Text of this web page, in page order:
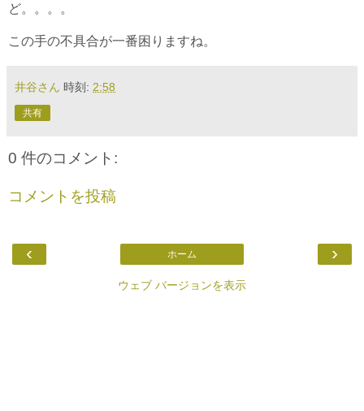
ど。。。。
この手の不具合が一番困りますね。
井谷さん 時刻: 2:58
共有
0 件のコメント:
コメントを投稿
‹ ›
ホーム
ウェブ バージョンを表示